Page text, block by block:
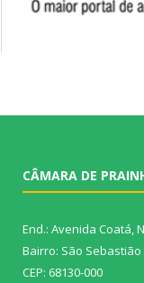
CÂMARA DE
End.: Avenida Coatá,
Bairro: São
CEP: 68130-000